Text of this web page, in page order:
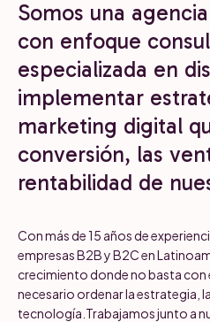
Somos una
con enfoque
especializada en
implementar
marketing digital
conversión, las
rentabilidad de
Con más de 15 años de
empresas B2B y B2C en
crecimiento donde no basta con
necesario ordenar la estrategia,
tecnología.Trabajamos junto a